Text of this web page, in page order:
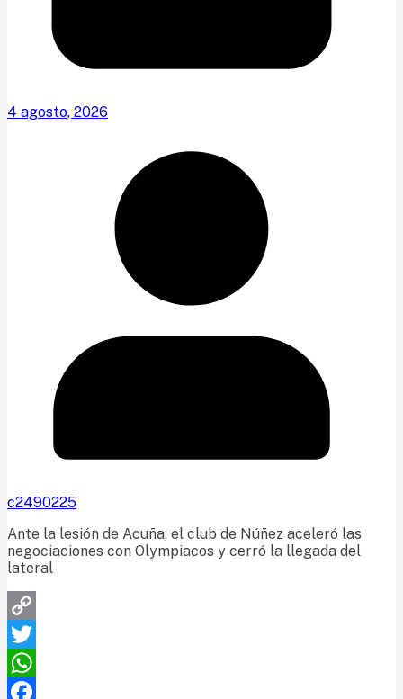
4 agosto, 2026
c2490225
Ante la lesión de Acuña, el club de Núñez aceleró las
negociaciones con Olympiacos y cerró la llegada del
lateral
Copy
Link
Twitter
WhatsApp